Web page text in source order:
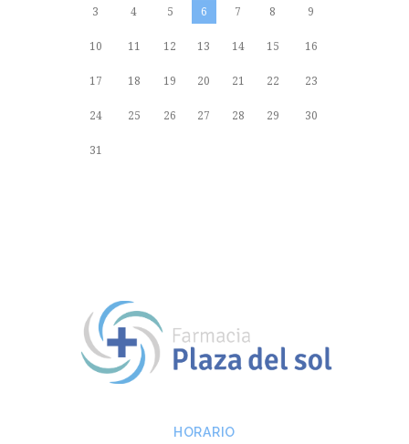
3 4 5 6 7 8 9
10 11 12 13 14 15 16
17 18 19 20 21 22 23
24 25 26 27 28 29 30
31
HORARIO